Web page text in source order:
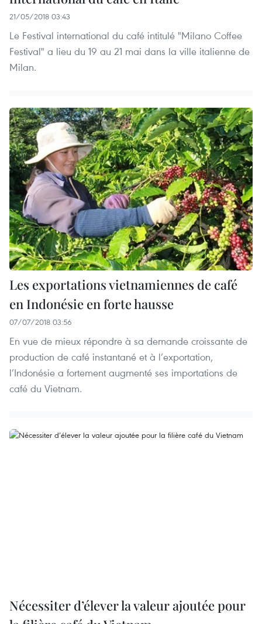
21/05/2018 03:43
Le Festival international du café intitulé "Milano Coffee
Festival" a lieu du 19 au 21 mai dans la ville italienne de
Milan.
Les exportations vietnamiennes de café
en Indonésie en forte hausse
07/07/2018 03:56
En vue de mieux répondre à sa demande croissante de
production de café instantané et à l’exportation,
l’Indonésie a fortement augmenté ses importations de
café du Vietnam.
Nécessiter d’élever la valeur ajoutée pour